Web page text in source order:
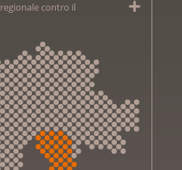
contro il